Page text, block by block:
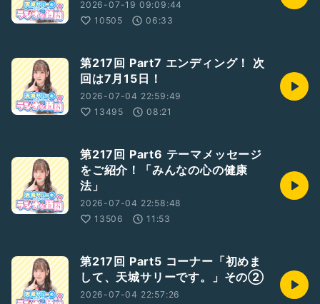
2026-07-19 09:09:44
10505
06:33
第217回 Part7 エンディング！ 次
回は7月15日！
2026-07-04 22:59:49
13495
08:21
第217回 Part6 テーマメッセージ
をご紹介！「みんなの心の健康
法」
2026-07-04 22:58:48
13506
11:53
第217回 Part5 コーナー「初めま
して、天城サリーです。」その②
2026-07-04 22:57:26